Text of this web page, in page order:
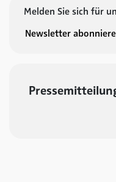
Melden Sie sich für
Newsletter